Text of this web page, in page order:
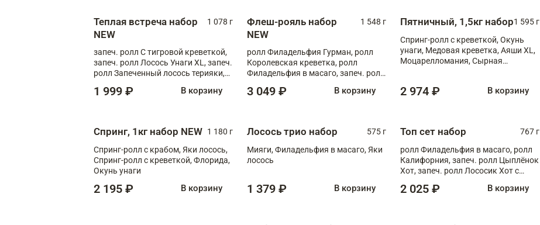
Теплая встреча набор
NEW
1 078 г
запеч. ролл С тигровой креветкой,
запеч. ролл Лосось Унаги XL, запеч.
ролл Запеченный лосось терияки,
1 999 ₽ В корзину
Флеш-рояль набор
NEW
1 548 г
ролл Филадельфия Гурман, ролл
Королевская креветка, ролл
Филадельфия в масаго, запеч. ролл
Тигровая креветка с моцареллой,
3 049 ₽ В корзину
Пятничный, 1,5кг набор1 595 г
Спринг-ролл с креветкой, Окунь
унаги, Медовая креветка, Аяши XL,
Моцарелломания, Сырная
2 974 ₽ В корзину
Спринг, 1кг набор NEW 1 180 г
Спринг-ролл с крабом, Яки лосось,
Спринг-ролл с креветкой, Флорида,
Окунь унаги
2 195 ₽ В корзину
Лосось трио набор
575 г
Мияги, Филадельфия в масаго, Яки
лосось
1 379 ₽ В корзину
Топ сет набор
767 г
ролл Филадельфия в масаго, ролл
Калифорния, запеч. ролл Цыплёнок
Хот, запеч. ролл Лососик Хот с
2 025 ₽ В корзину